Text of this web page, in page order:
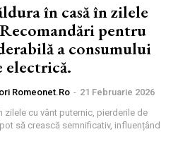
în casă în zilele
pentru
a consumului
electrică.
Romeonet.ro - 21 Februarie 2026
zilele cu vânt puternic, pierderile de
să crească semnificativ, influențând